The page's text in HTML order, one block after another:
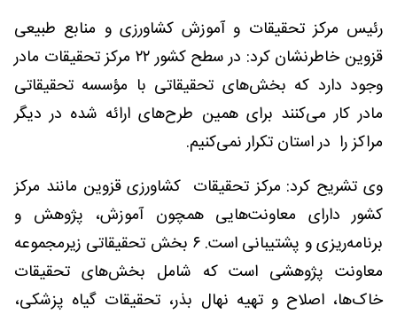
رئیس مرکز تحقیقات و آموزش کشاورزی و منابع طبیعی
قزوین خاطرنشان کرد: در سطح کشور ۲۲ مرکز تحقیقات مادر
وجود دارد که بخش‌های تحقیقاتی با مؤسسه تحقیقاتی
مادر کار می‌کنند برای همین طرح‌های ارائه شده در دیگر
مراکز را در استان تکرار نمی‌کنیم.
وی تشریح کرد: مرکز تحقیقات کشاورزی قزوین مانند مرکز
کشور دارای معاونت‌هایی همچون آموزش، پژوهش و
برنامه‌ریزی و پشتیبانی است. ۶ بخش تحقیقاتی زیرمجموعه
معاونت پژوهشی است که شامل بخش‌های تحقیقات
خاک‌ها، اصلاح و تهیه نهال بذر، تحقیقات گیاه پزشکی،